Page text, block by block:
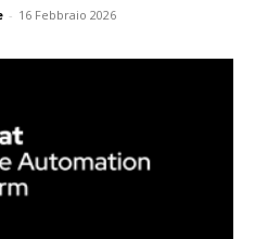
- 16 Febbraio 2026